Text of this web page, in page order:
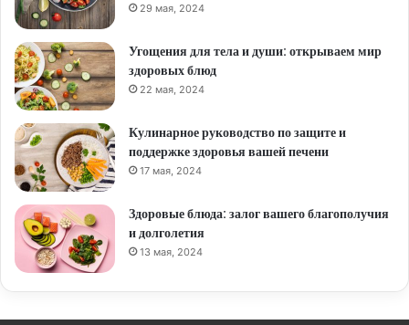
29 мая, 2024
Угощения для тела и души: открываем мир
здоровых блюд
22 мая, 2024
Кулинарное руководство по защите и
поддержке здоровья вашей печени
17 мая, 2024
Здоровые блюда: залог вашего благополучия
и долголетия
13 мая, 2024